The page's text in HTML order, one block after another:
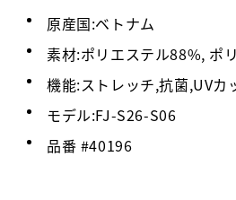
原産国:ベトナム
素材:ポリエステル88%, ポ
機能:ストレッチ,抗菌,UVカ
モデル:FJ-S26-S06
品番 #40196